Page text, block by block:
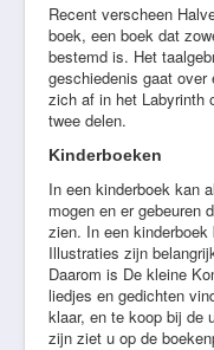
Recent verscheen
boek, een boek dat
bestemd is. Het
geschiedenis gaat over
zich af in het Labyrinth
twee delen.
Kinderboeken
In een kinderboek kan
mogen en er gebeuren
zien. In een
Illustraties zijn
Daarom is De kleine
liedjes en gedichten
klaar, en te koop bij de
zijn ziet u op de